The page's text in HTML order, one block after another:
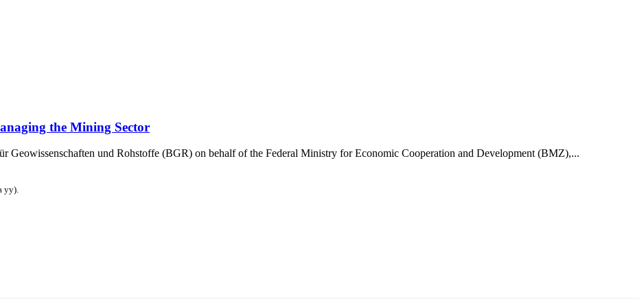
the Mining Sector
Geowissenschaften und Rohstoffe (BGR) on behalf of the Federal Ministry for Economic Cooperation and Development (BMZ),...
уу).